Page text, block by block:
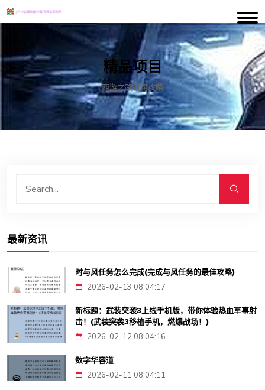
精品项目
西游之路斩魔攻略
最新资讯
时与风任务怎么完成(完成与风任务的最佳攻略)
2026-02-13 08:04:17
新标题：武装突袭3上线手机版，带你体验热血军事射
击！(武装突袭3移植手机，燃爆战场！)
2026-02-12 08:04:16
数字华容道
2026-02-11 08:04:11